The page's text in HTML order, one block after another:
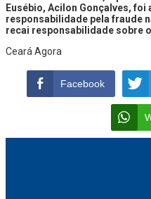
Eusébio, Acilon Gonçalves,
responsabilidade pela fraude
recai responsabilidade sobre
Ceará Agora
Facebook